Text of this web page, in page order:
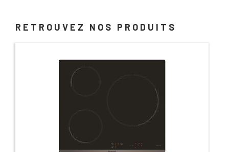
RETROUVEZ NOS PRODUITS